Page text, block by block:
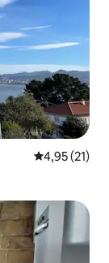
Просечна
4,95 (21)